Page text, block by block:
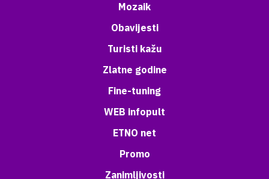
Mozaik
Obavijesti
Turisti kažu
Zlatne godine
Fine-tuning
WEB infopult
ETNO net
Promo
Zanimljivosti